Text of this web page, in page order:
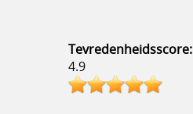
Tevredenheidsscore:
4.9